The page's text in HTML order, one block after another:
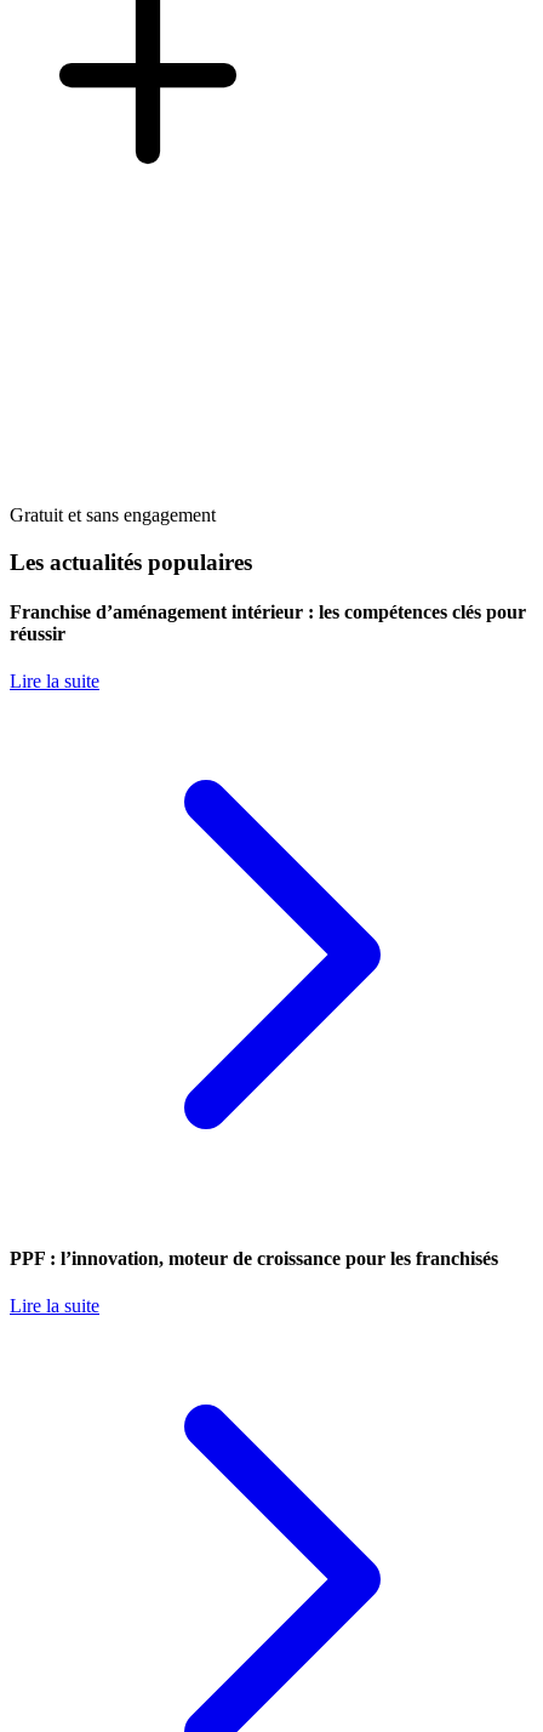
Gratuit et sans engagement
Les actualités populaires
Franchise d’aménagement intérieur : les compétences clés pour
réussir
Lire la suite
PPF : l’innovation, moteur de croissance pour les franchisés
Lire la suite